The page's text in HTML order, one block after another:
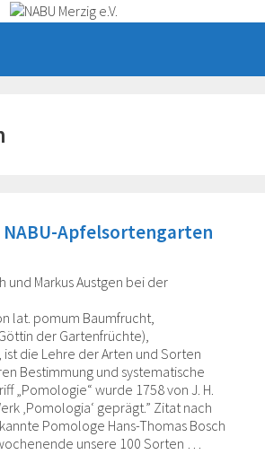
Apfelsortengarten
und Markus Austgen bei der
lat. pomum Baumfrucht,
der Gartenfrüchte),
die Lehre der Arten und Sorten
Bestimmung und systematische
„Pomologie“ wurde 1758 von J. H.
‚Pomologia‘ geprägt.” Zitat nach
Pomologe Hans-Thomas Bosch
unsere 100 Sorten …